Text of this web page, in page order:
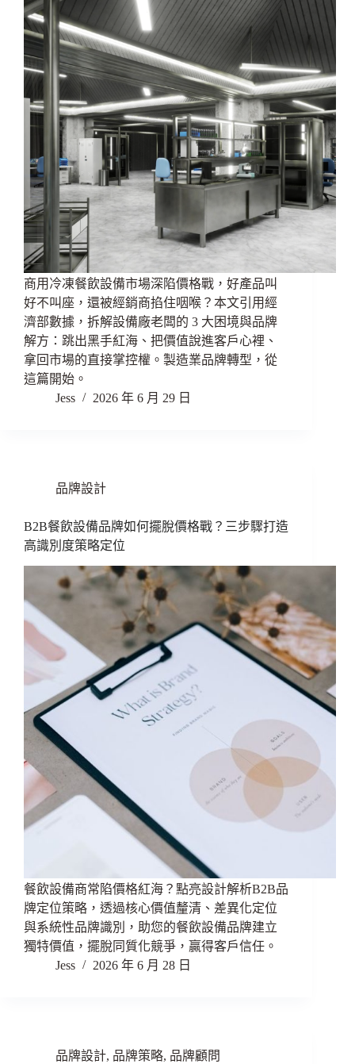
商用冷凍餐飲設備市場深陷價格戰，好產品叫
好不叫座，還被經銷商掐住咽喉？本文引用經
濟部數據，拆解設備廠老闆的 3 大困境與品牌
解方：跳出黑手紅海、把價值說進客戶心裡、
拿回市場的直接掌控權。製造業品牌轉型，從
這篇開始。
Jess
2026 年 6 月 29 日
品牌設計
B2B餐飲設備品牌如何擺脫價格戰？三步驟打造
高識別度策略定位
餐飲設備商常陷價格紅海？點亮設計解析B2B品
牌定位策略，透過核心價值釐清、差異化定位
與系統性品牌識別，助您的餐飲設備品牌建立
獨特價值，擺脫同質化競爭，贏得客戶信任。
Jess
2026 年 6 月 28 日
品牌設計, 品牌策略, 品牌顧問